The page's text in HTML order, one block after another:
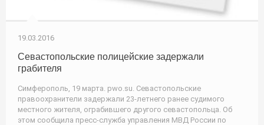
19.03.2016
Севастопольские полицейские задержали
грабителя
Симферополь, 19 марта. pwo.su. Севастопольские
правоохранители задержали 23-летнего ранее судимого
местного жителя, ограбившего другого севастопольца. Об
этом сообщила пресс-служба управления МВД России по